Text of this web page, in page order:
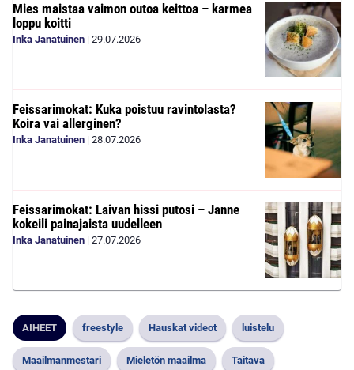
Mies maistaa vaimon outoa keittoa – karmea
loppu koitti
Inka Janatuinen | 29.07.2026
Feissarimokat: Kuka poistuu ravintolasta?
Koira vai allerginen?
Inka Janatuinen | 28.07.2026
Feissarimokat: Laivan hissi putosi – Janne
kokeili painajaista uudelleen
Inka Janatuinen | 27.07.2026
AIHEET freestyle Hauskat videot luistelu
Maailmanmestari Mieletön maailma Taitava